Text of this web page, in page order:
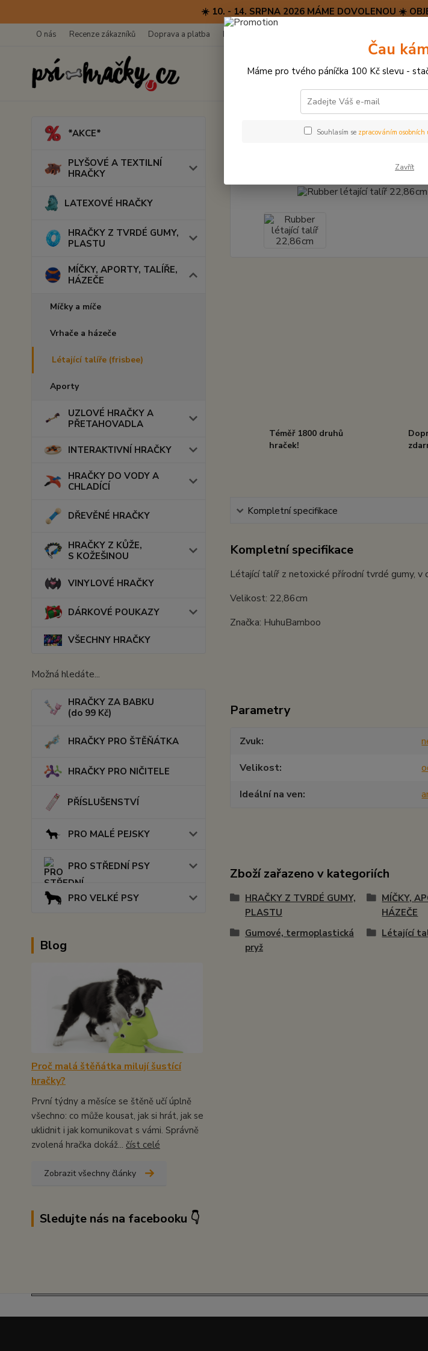
☀️ 10. - 14. SRPNA 2026 MÁME DOVOLENOU ☀️
O nás Recenze zákazníků Doprava a platba Kontakty
*AKCE*
PLYŠOVÉ A TEXTILNÍ
HRAČKY
LATEXOVÉ HRAČKY
HRAČKY Z TVRDÉ GUMY,
PLASTU
MÍČKY, APORTY, TALÍŘE,
HÁZEČE
Míčky a míče
Vrhače a házeče
Létající talíře (frisbee)
Aporty
UZLOVÉ HRAČKY A
PŘETAHOVADLA
INTERAKTIVNÍ HRAČKY
HRAČKY DO VODY A
CHLADÍCÍ
DŘEVĚNÉ HRAČKY
HRAČKY Z KŮŽE,
S KOŽEŠINOU
VINYLOVÉ HRAČKY
DÁRKOVÉ POUKAZY
VŠECHNY HRAČKY
Možná hledáte...
HRAČKY ZA BABKU
(do 99 Kč)
HRAČKY PRO ŠTĚŇÁTKA
HRAČKY PRO NIČITELE
PŘÍSLUŠENSTVÍ
PRO MALÉ PEJSKY
PRO STŘEDNÍ PSY
PRO VELKÉ PSY
Blog
Proč malá štěňátka milují šustící
hračky?
První týdny a měsíce se štěně učí úplně
všechno: co může kousat, jak si hrát, jak se
uklidnit i jak komunikovat s vámi. Správně
zvolená hračka dokáž... číst celé
Zobrazit všechny články
Sledujte nás na facebooku 👇
Téměř 1800 druhů
hraček!
Kompletní specifikace
Kompletní specifikace
Létající talíř z netoxické přírodní tvrdé gumy, v
Velikost: 22,86cm
Značka: HuhuBamboo
Parametry
Zvuk
Velikost
Ideální na ven
Zboží zařazeno v kategoriích
HRAČKY Z TVRDÉ GUMY,
PLASTU
MÍČKY,
HÁZEČE
Gumové, termoplastická
pryž
Létající
Čau
Máme pro tvého páníčka 100 Kč slevu -
Souhlasím se zpracováním osobních
Zavřít